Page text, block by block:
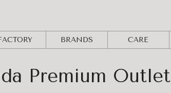
BRANDS CARE
Premium Outlet